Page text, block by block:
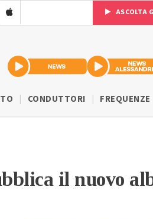
ASCOLTA
CONDUTTORI FREQUENZE
il nuovo